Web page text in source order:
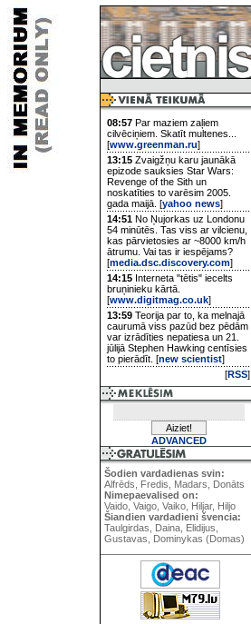
08:57 Par maziem zaļiem
cilvēciņiem. Skatīt multenes...
[www.greenman.ru]
13:15 Zvaigžņu karu jaunākā
epizode sauksies Star Wars:
Revenge of the Sith un
noskatīties to varēsim 2005.
gada maijā. [yahoo news]
14:51 No Ņujorkas uz Londonu
54 minūtēs. Tas viss ar vilcienu,
kas pārvietosies ar ~8000 km/h
ātrumu. Vai tas ir iespējams?
[media.dsc.discovery.com]
14:15 Interneta "tētis" iecelts
bruņinieku kārtā.
[www.digitmag.co.uk]
13:59 Teorija par to, ka melnajā
caurumā viss pazūd bez pēdām
var izrādīties nepatiesa un 21.
jūlijā Stephen Hawking centīsies
to pierādīt. [new scientist]
[RSS]
ADVANCED
Šodien vardadienas svin:
Alfrēds, Fredis, Madars, Donāts
Nimepaevalised on:
Vaido, Vaigo, Vaiko, Hiljar, Hiljo
Šiandien vardadieni švencia:
Taulgirdas, Daina, Elidijus,
Gustavas, Dominykas (Domas)